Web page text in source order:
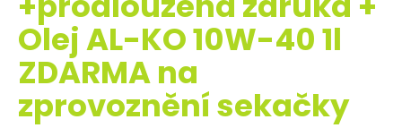
Olej AL-KO 10W-40 1l
ZDARMA na
zprovoznění sekačky
D
o
p
o
r